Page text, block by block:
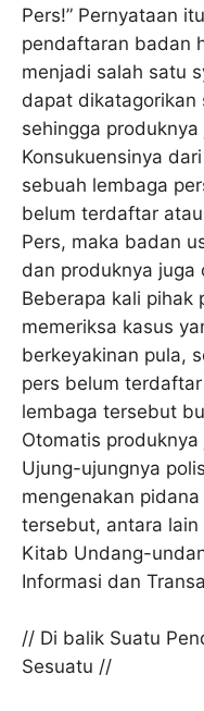
Pers!” Pernyataan
pendaftaran badan
menjadi salah satu
dapat dikatagorikan
sehingga
Konsukuensinya
sebuah lembaga
belum terdaftar
Pers, maka badan
dan produknya juga
Beberapa kali pihak
memeriksa kasus
berkeyakinan pula,
pers belum
lembaga tersebut
Otomatis
Ujung-ujungnya
mengenakan
tersebut, antara
Kitab Undang-
Informasi dan
// Di balik Suatu
Sesuatu //